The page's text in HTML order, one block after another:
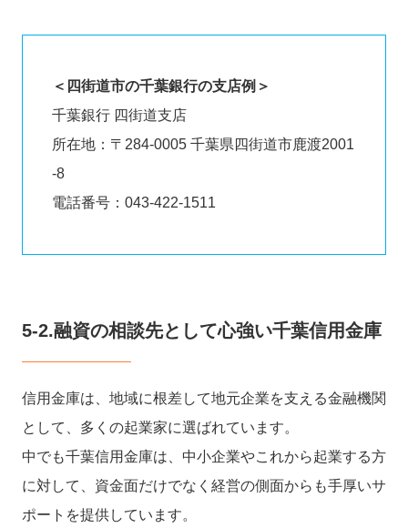
＜四街道市の千葉銀行の支店例＞
千葉銀行 四街道支店
所在地：〒284-0005 千葉県四街道市鹿渡2001
-8
電話番号：043-422-1511​
5-2.融資の相談先として心強い千葉信用金庫
信用金庫は、地域に根差して地元企業を支える金融機関
として、多くの起業家に選ばれています。
中でも千葉信用金庫は、中小企業やこれから起業する方
に対して、資金面だけでなく経営の側面からも手厚いサ
ポートを提供しています。